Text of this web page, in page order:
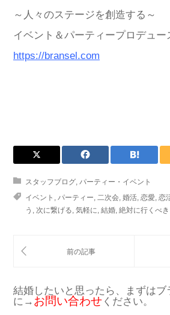
～人々のステージを創造する～
イベント＆パーティープロデュー
https://bransel.com
スタッフブログ パーティー・イベント
イベント
パーティー 二次会 婚活 恋愛 恋
う
次に繋げる 気軽に 結婚 絶対に行くべき
結婚したいと思ったら、まずはブ
に→ お問い合わせ ください。